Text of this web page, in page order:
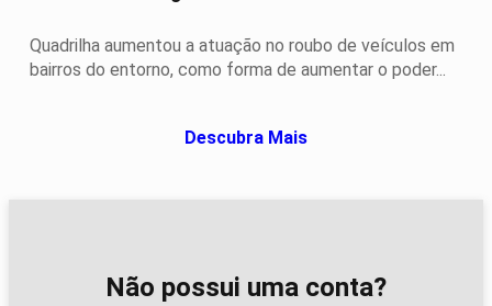
Quadrilha aumentou a atuação no roubo de veículos em
bairros do entorno, como forma de aumentar o poder...
Descubra Mais
Não possui uma conta?